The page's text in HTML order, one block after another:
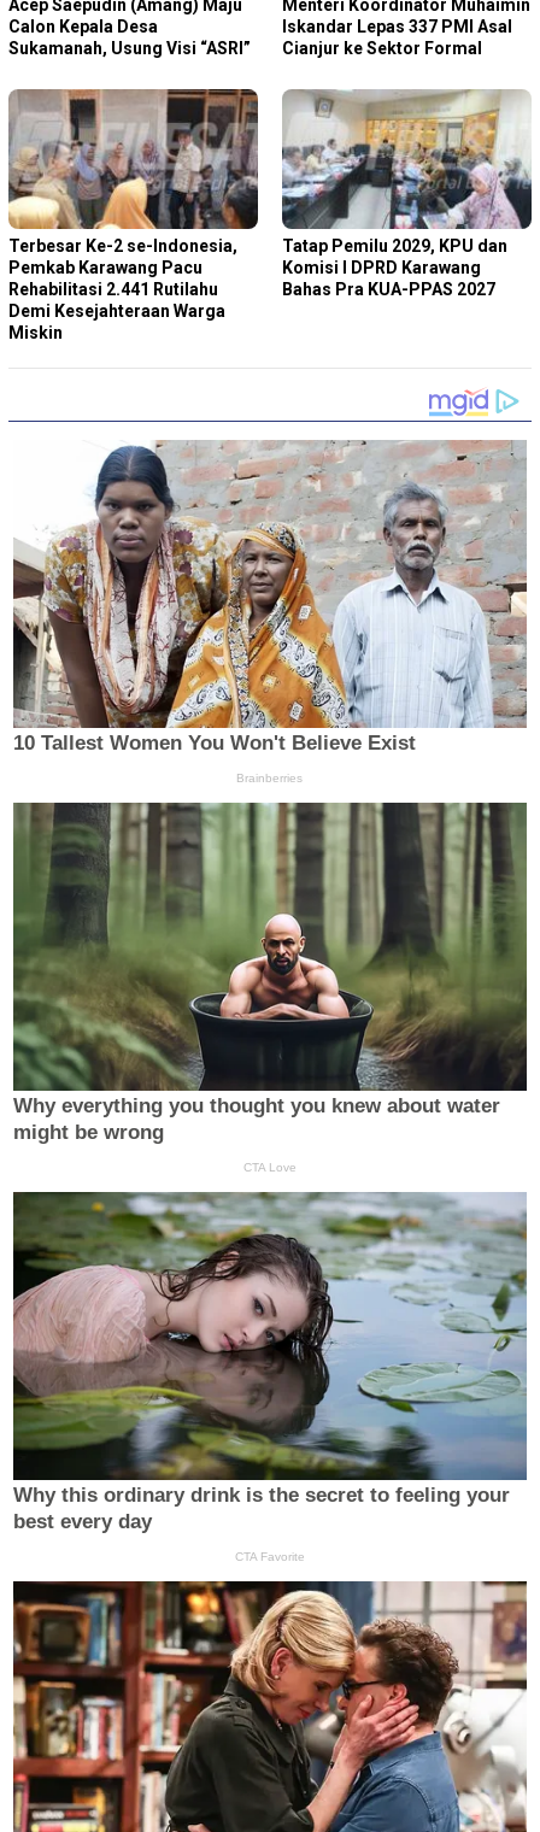
Acep Saepudin (Amang) Maju
Calon Kepala Desa
Sukamanah, Usung Visi “ASRI”
Menteri Koordinator Muhaimin
Iskandar Lepas 337 PMI Asal
Cianjur ke Sektor Formal
Terbesar Ke-2 se-Indonesia,
Pemkab Karawang Pacu
Rehabilitasi 2.441 Rutilahu
Demi Kesejahteraan Warga
Miskin
Tatap Pemilu 2029, KPU dan
Komisi I DPRD Karawang
Bahas Pra KUA-PPAS 2027